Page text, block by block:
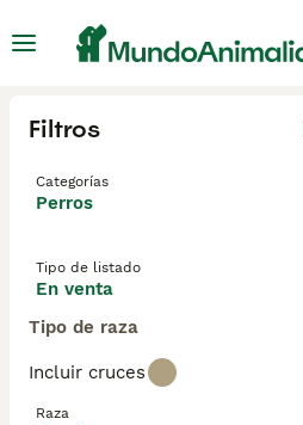
Filtros
Categorías
Perros
Tipo de listado
En venta
Tipo de raza
Incluir cruces
Raza